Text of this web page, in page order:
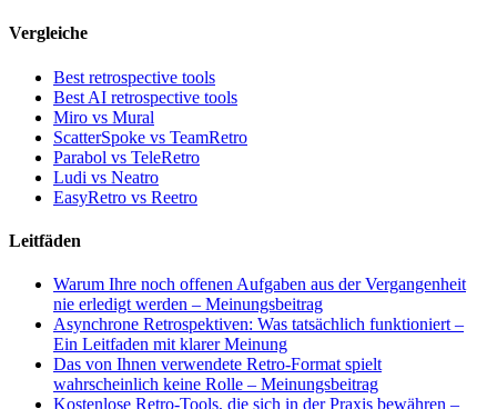
Vergleiche
Best retrospective tools
Best AI retrospective tools
Miro vs Mural
ScatterSpoke vs TeamRetro
Parabol vs TeleRetro
Ludi vs Neatro
EasyRetro vs Reetro
Leitfäden
Warum Ihre noch offenen Aufgaben aus der Vergangenheit
nie erledigt werden – Meinungsbeitrag
Asynchrone Retrospektiven: Was tatsächlich funktioniert –
Ein Leitfaden mit klarer Meinung
Das von Ihnen verwendete Retro-Format spielt
wahrscheinlich keine Rolle – Meinungsbeitrag
Kostenlose Retro-Tools, die sich in der Praxis bewähren –